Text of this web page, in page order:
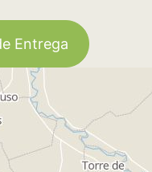
Entrega